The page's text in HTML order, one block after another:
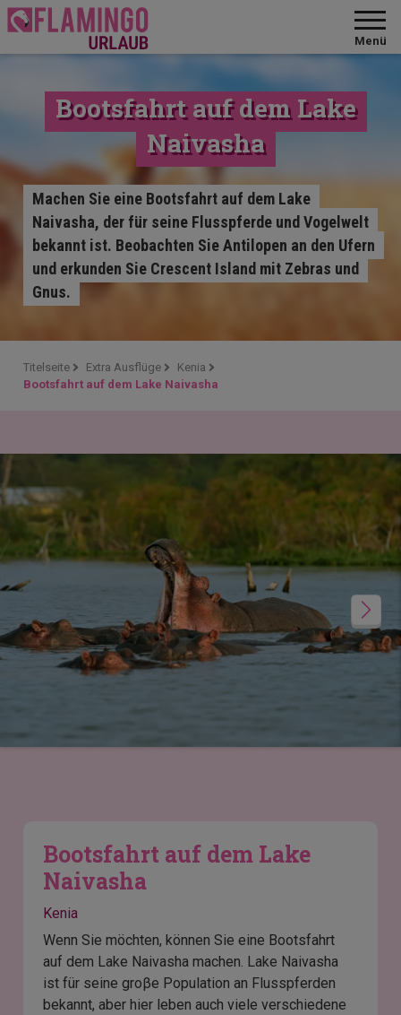
Menü
Bootsfahrt auf dem Lake
Naivasha
Machen Sie eine Bootsfahrt auf dem Lake
Naivasha, der für seine Flusspferde und Vogelwelt
bekannt ist. Beobachten Sie Antilopen an den Ufern
und erkunden Sie Crescent Island mit Zebras und
Gnus.
Titelseite Extra Ausflüge
Kenia
Bootsfahrt auf dem Lake Naivasha
Bootsfahrt auf dem Lake
Naivasha
Kenia
Wenn Sie möchten, können Sie eine Bootsfahrt
auf dem Lake Naivasha machen. Lake Naivasha
ist für seine groβe Population an Flusspferden
bekannt, aber hier leben auch viele verschiedene